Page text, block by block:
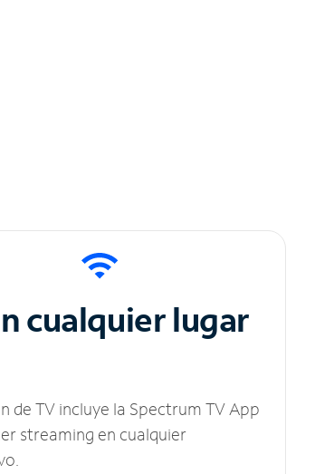
cualquier lugar
de TV incluye la Spectrum TV App
streaming en cualquier